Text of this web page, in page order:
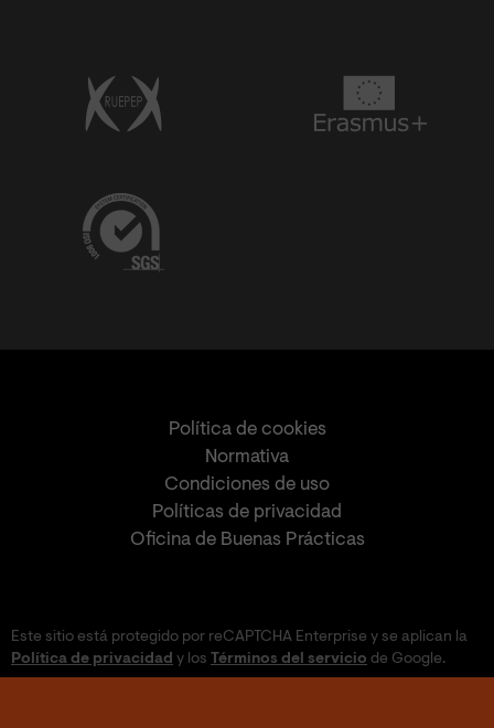
Política de cookies
Normativa
Condiciones de uso
Políticas de privacidad
Oficina de Buenas Prácticas
Este sitio está protegido por reCAPTCHA Enterprise y se aplican la
Política de privacidad y los Términos del servicio de Google.